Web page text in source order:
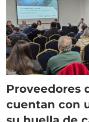
Proveedores
cuentan con